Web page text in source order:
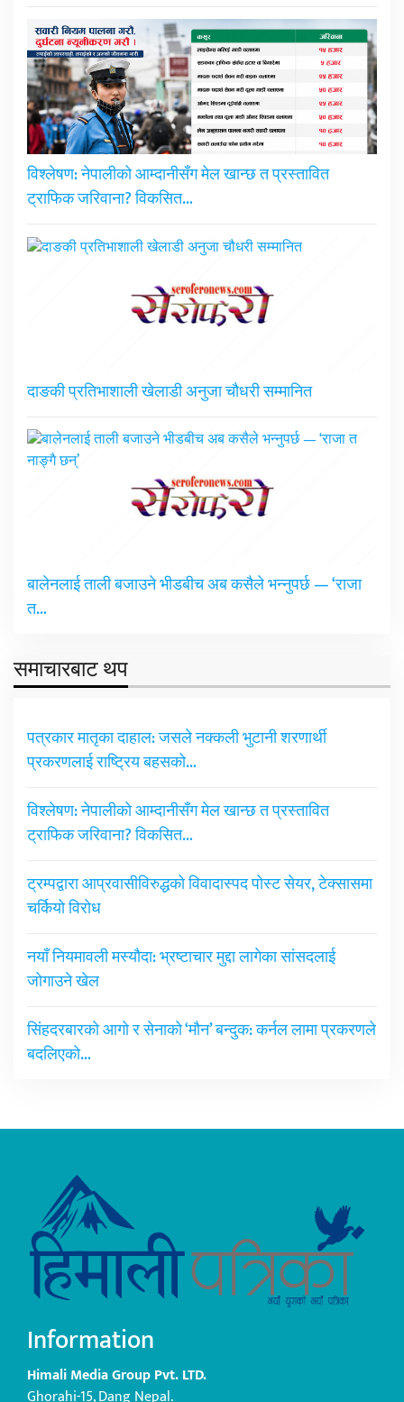
विश्लेषण: नेपालीको आम्दानीसँग मेल खान्छ त प्रस्तावित
ट्राफिक जरिवाना? विकसित…
दाङकी प्रतिभाशाली खेलाडी अनुजा चौधरी सम्मानित
बालेनलाई ताली बजाउने भीडबीच अब कसैले भन्नुपर्छ — ‘राजा
त…
समाचारबाट थप
पत्रकार मातृका दाहाल: जसले नक्कली भुटानी शरणार्थी
प्रकरणलाई राष्ट्रिय बहसको…
विश्लेषण: नेपालीको आम्दानीसँग मेल खान्छ त प्रस्तावित
ट्राफिक जरिवाना? विकसित…
ट्रम्पद्वारा आप्रवासीविरुद्धको विवादास्पद पोस्ट सेयर, टेक्सासमा
चर्कियो विरोध
नयाँ नियमावली मस्यौदा: भ्रष्टाचार मुद्दा लागेका सांसदलाई
जोगाउने खेल
सिंहदरबारको आगो र सेनाको ‘मौन’ बन्दुक: कर्नल लामा प्रकरणले
बदलिएको…
Information
Himali Media Group Pvt. LTD.
Ghorahi-15, Dang Nepal.